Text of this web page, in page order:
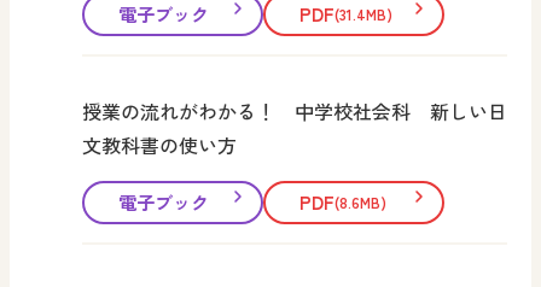
電子ブック PDF(31.4MB)
授業の流れがわかる！ 中学校社会科 新しい日
文教科書の使い方
電子ブック PDF(8.6MB)